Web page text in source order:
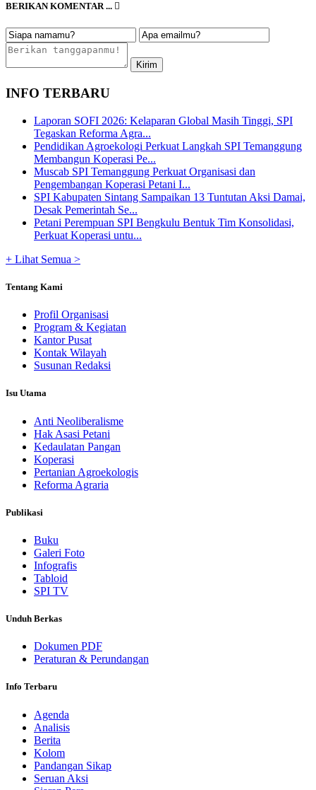
BERIKAN KOMENTAR ...
INFO TERBARU
Laporan SOFI 2026: Kelaparan Global Masih Tinggi, SPI
Tegaskan Reforma Agra...
Pendidikan Agroekologi Perkuat Langkah SPI Temanggung
Membangun Koperasi Pe...
Muscab SPI Temanggung Perkuat Organisasi dan
Pengembangan Koperasi Petani I...
SPI Kabupaten Sintang Sampaikan 13 Tuntutan Aksi Damai,
Desak Pemerintah Se...
Petani Perempuan SPI Bengkulu Bentuk Tim Konsolidasi,
Perkuat Koperasi untu...
+ Lihat Semua >
Tentang Kami
Profil Organisasi
Program & Kegiatan
Kantor Pusat
Kontak Wilayah
Susunan Redaksi
Isu Utama
Anti Neoliberalisme
Hak Asasi Petani
Kedaulatan Pangan
Koperasi
Pertanian Agroekologis
Reforma Agraria
Publikasi
Buku
Galeri Foto
Infografis
Tabloid
SPI TV
Unduh Berkas
Dokumen PDF
Peraturan & Perundangan
Info Terbaru
Agenda
Analisis
Berita
Kolom
Pandangan Sikap
Seruan Aksi